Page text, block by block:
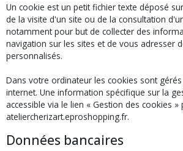
Un cookie est un petit fichier texte déposé
de la visite d'un site ou de la consultation
notamment pour but de collecter des
navigation sur les sites et de vous adresser
personnalisés.
Dans votre ordinateur les cookies sont
internet. Une information spécifique sur la
accessible via le lien « Gestion des cookies
ateliercherizart.eproshopping.fr.
Données bancaires